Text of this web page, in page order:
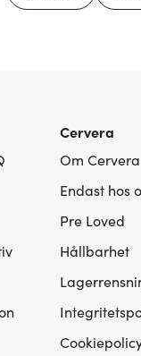
Cervera
Om Cervera
Endast hos
Pre Loved
Hållbarhet